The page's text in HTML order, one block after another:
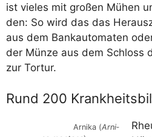
ist vie­les mit gro­ßen Mühen
den: So wird das das
aus dem Bank­au­to­ma­ten
der Mün­ze aus dem Schloss
zur Tortur.
Rund 200
Arni­ka (Arni­